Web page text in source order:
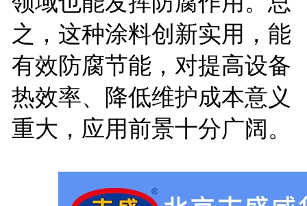
之，这种涂料创新实用，能
有效防腐节能，对提高设备
热效率、降低维护成本意义
重大，应用前景十分广阔。